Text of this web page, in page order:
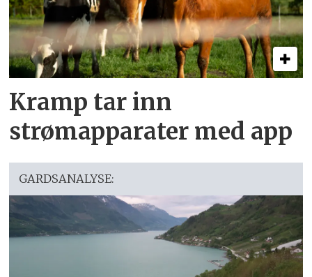
Kramp tar inn
strømapparater med app
GARDSANALYSE: